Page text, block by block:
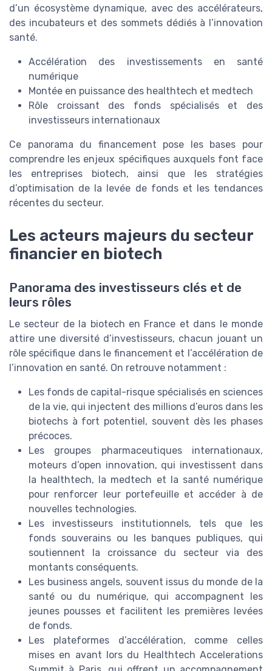
d’un écosystème dynamique, avec des accélérateurs,
des incubateurs et des sommets dédiés à l’innovation
santé.
Accélération des investissements en santé
numérique
Montée en puissance des healthtech et medtech
Rôle croissant des fonds spécialisés et des
investisseurs internationaux
Ce panorama du financement pose les bases pour
comprendre les enjeux spécifiques auxquels font face
les entreprises biotech, ainsi que les stratégies
d’optimisation de la levée de fonds et les tendances
récentes du secteur.
Les acteurs majeurs du secteur
financier en biotech
Panorama des investisseurs clés et de
leurs rôles
Le secteur de la biotech en France et dans le monde
attire une diversité d’investisseurs, chacun jouant un
rôle spécifique dans le financement et l’accélération de
l’innovation en santé. On retrouve notamment :
Les fonds de capital-risque spécialisés en sciences
de la vie, qui injectent des millions d’euros dans les
biotechs à fort potentiel, souvent dès les phases
précoces.
Les groupes pharmaceutiques internationaux,
moteurs d’open innovation, qui investissent dans
la healthtech, la medtech et la santé numérique
pour renforcer leur portefeuille et accéder à de
nouvelles technologies.
Les investisseurs institutionnels, tels que les
fonds souverains ou les banques publiques, qui
soutiennent la croissance du secteur via des
montants conséquents.
Les business angels, souvent issus du monde de la
santé ou du numérique, qui accompagnent les
jeunes pousses et facilitent les premières levées
de fonds.
Les plateformes d’accélération, comme celles
mises en avant lors du Healthtech Accelerations